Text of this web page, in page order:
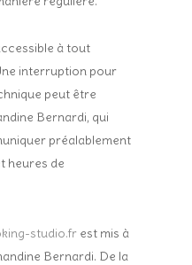
à tout
interruption pour
peut être
Bernardi, qui
préalablement
heures de
studio.fr est mis à
Bernardi. De la